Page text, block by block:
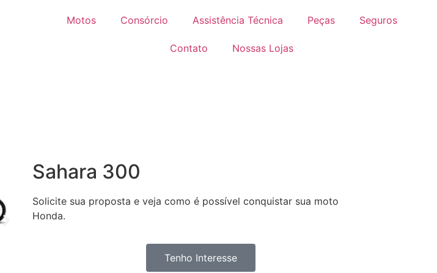
Motos Consórcio Assistência Técnica Peças Seguros
Contato Nossas Lojas
Sahara 300
Solicite sua proposta e veja como é possível conquistar sua moto
Honda.
Tenho Interesse